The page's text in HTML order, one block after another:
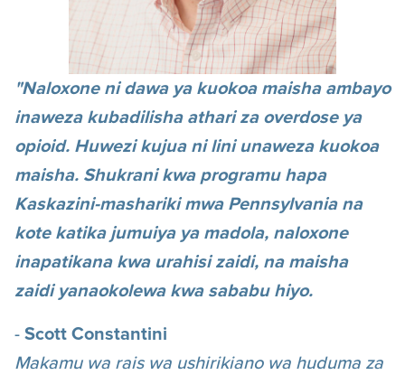
"Naloxone ni dawa ya kuokoa maisha ambayo
inaweza kubadilisha athari za overdose ya
opioid. Huwezi kujua ni lini unaweza kuokoa
maisha. Shukrani kwa programu hapa
Kaskazini-mashariki mwa Pennsylvania na
kote katika jumuiya ya madola, naloxone
inapatikana kwa urahisi zaidi, na maisha
zaidi yanaokolewa kwa sababu hiyo.
- Scott Constantini
Makamu wa rais wa ushirikiano wa huduma za